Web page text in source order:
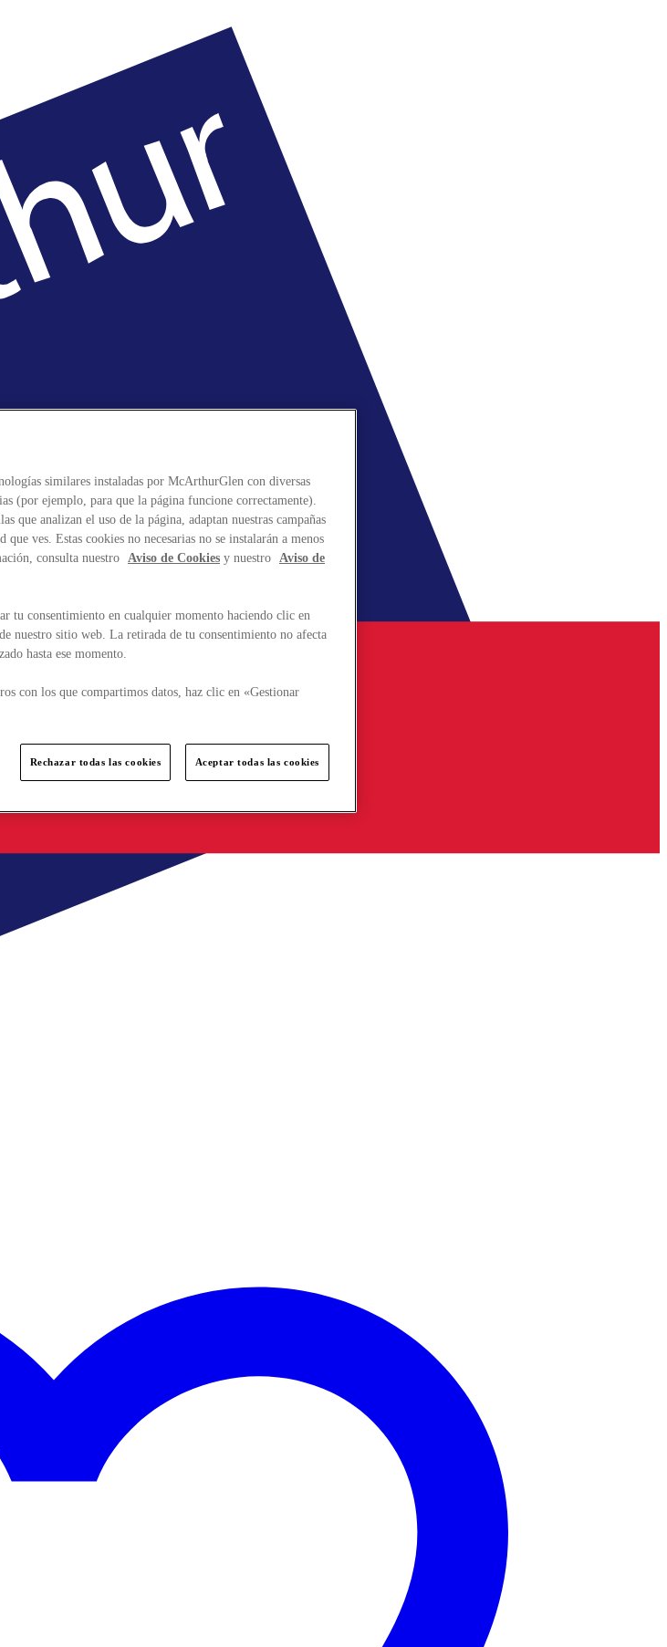
similares instaladas por McArthurGlen con diversas
(por ejemplo, para que la página funcione correctamente).
que analizan el uso de la página, adaptan nuestras campañas
ves. Estas cookies no necesarias no se instalarán a menos
consulta nuestro Aviso de Cookies y nuestro Aviso de
tu consentimiento en cualquier momento haciendo clic en
nuestro sitio web. La retirada de tu consentimiento no afecta
hasta ese momento.
con los que compartimos datos, haz clic en «Gestionar
Rechazar todas las cookies Aceptar todas las cookies